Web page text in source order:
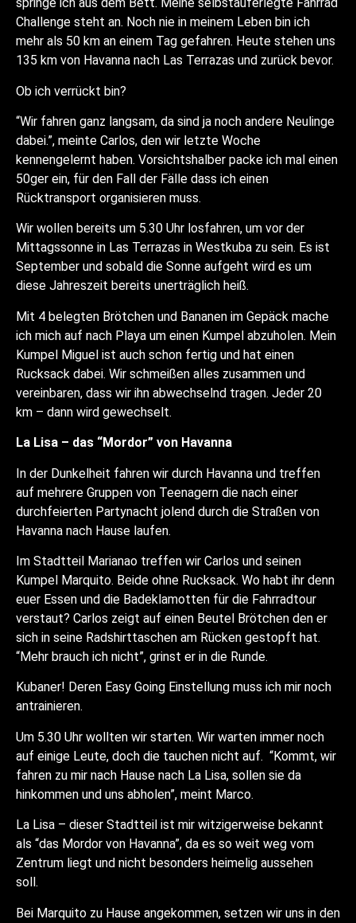
Challenge steht an. Noch nie in meinem Leben bin ich
mehr als 50 km an einem Tag gefahren. Heute stehen uns
135 km von Havanna nach Las Terrazas und zurück bevor.
Ob ich verrückt bin?
“Wir fahren ganz langsam, da sind ja noch andere Neulinge
dabei.”, meinte Carlos, den wir letzte Woche
kennengelernt haben. Vorsichtshalber packe ich mal einen
50ger ein, für den Fall der Fälle dass ich einen
Rücktransport organisieren muss.
Wir wollen bereits um 5.30 Uhr losfahren, um vor der
Mittagssonne in Las Terrazas in Westkuba zu sein. Es ist
September und sobald die Sonne aufgeht wird es um
diese Jahreszeit bereits unerträglich heiß.
Mit 4 belegten Brötchen und Bananen im Gepäck mache
ich mich auf nach Playa um einen Kumpel abzuholen. Mein
Kumpel Miguel ist auch schon fertig und hat einen
Rucksack dabei. Wir schmeißen alles zusammen und
vereinbaren, dass wir ihn abwechselnd tragen. Jeder 20
km – dann wird gewechselt.
La Lisa – das “Mordor” von Havanna
In der Dunkelheit fahren wir durch Havanna und treffen
auf mehrere Gruppen von Teenagern die nach einer
durchfeierten Partynacht jolend durch die Straßen von
Havanna nach Hause laufen.
Im Stadtteil Marianao treffen wir Carlos und seinen
Kumpel Marquito. Beide ohne Rucksack. Wo habt ihr denn
euer Essen und die Badeklamotten für die Fahrradtour
verstaut? Carlos zeigt auf einen Beutel Brötchen den er
sich in seine Radshirttaschen am Rücken gestopft hat.
“Mehr brauch ich nicht”, grinst er in die Runde.
Kubaner! Deren Easy Going Einstellung muss ich mir noch
antrainieren.
Um 5.30 Uhr wollten wir starten. Wir warten immer noch
auf einige Leute, doch die tauchen nicht auf. “Kommt, wir
fahren zu mir nach Hause nach La Lisa, sollen sie da
hinkommen und uns abholen”, meint Marco.
La Lisa – dieser Stadtteil ist mir witzigerweise bekannt
als “das Mordor von Havanna”, da es so weit weg vom
Zentrum liegt und nicht besonders heimelig aussehen
soll.
Bei Marquito zu Hause angekommen, setzen wir uns in den